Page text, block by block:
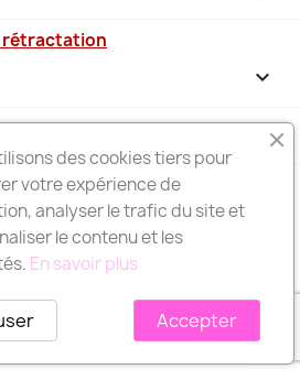
rétractation

keyboard_arrow_down
- UN RÉSEAU DE
EN MARTINIQUE
des cookies tiers pour
votre expérience de
analyser le trafic du site et
le contenu et les
En savoir plus
Accepter